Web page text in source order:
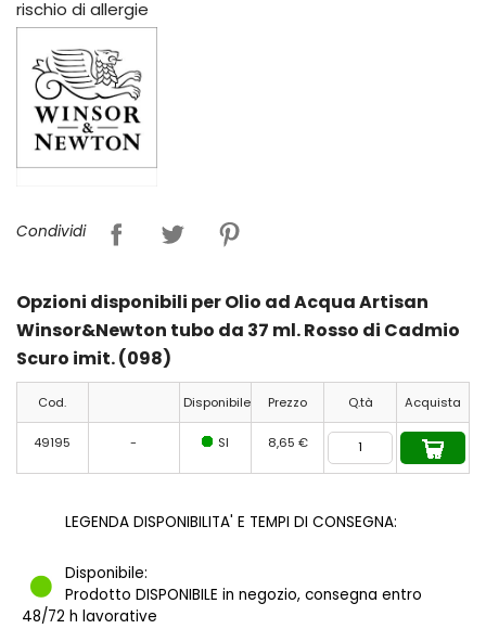
rischio di allergie
Condividi
Opzioni disponibili per Olio ad Acqua Artisan
Winsor&Newton tubo da 37 ml. Rosso di Cadmio
Scuro imit. (098)
Cod. Disponibile Prezzo Q.tà Acquista
49195 - SI 8,65 €
LEGENDA DISPONIBILITA' E TEMPI DI CONSEGNA:
Disponibile:
Prodotto DISPONIBILE in negozio, consegna entro
48/72 h lavorative